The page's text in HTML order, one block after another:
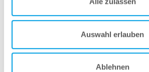
Auswahl erlauben
Ablehnen